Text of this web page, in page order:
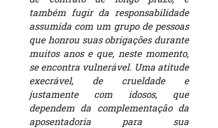
também fugir da responsabilidade
assumida com um grupo de pessoas
que honrou suas obrigações durante
muitos anos e que, neste momento,
se encontra vulnerável. Uma atitude
execrável, de crueldade e
justamente com idosos, que
dependem da complementação da
aposentadoria para sua